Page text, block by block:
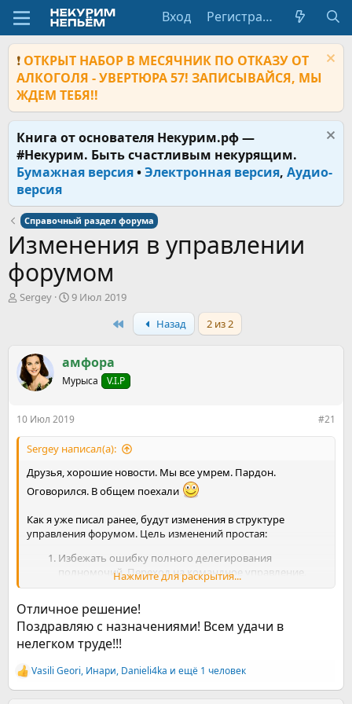
Вход Регистрация
❗ ОТКРЫТ НАБОР В МЕСЯЧНИК ПО ОТКАЗУ ОТ
АЛКОГОЛЯ - УВЕРТЮРА 57! ЗАПИСЫВАЙСЯ, МЫ
ЖДЕМ ТЕБЯ!!
Книга от основателя Некурим.рф —
#Некурим. Быть счастливым некурящим.
Бумажная версия•Электронная версия, Аудио-
версия
Справочный раздел форума
Изменения в управлении
форумом
А
т
е
Sergey
Д
а
ч
а
9 Июл 2019
Назад 2 из 2
амфора
Мурыса V.I.P
10 Июл 2019 #21
Sergey написал(а):
Друзья, хорошие новости. Мы все умрем. Пардон.
Оговорился. В общем поехали
Как я уже писал ранее, будут изменения в структуре
управления форумом. Цель изменений простая:
Избежать ошибку полного делегирования
полномочий. Переход на командное управление.
Вынос из оперативного управления вопросов
поддержкой, аналитикой и пр.
Развитие форума во всех направления (сбор
информации, внедрение новых проектов и планов
конфликтных ситуаций, работа с документацией,
Нажмите для раскрытия...
Отличное решение!
Поздравляю с назначениями! Всем удачи в
нелегком труде!!!
Р
е
Vasili Geori, Инари, Danieli4ka и ещё 1 человек